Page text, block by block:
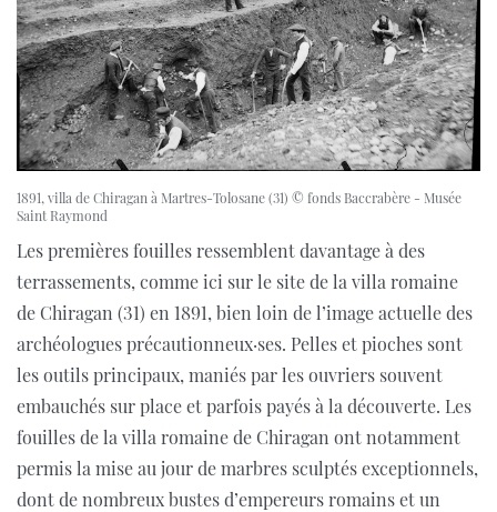
1891, villa de Chiragan à Martres-Tolosane (31) © fonds Baccrabère - Musée
Saint Raymond
Les premières fouilles ressemblent davantage à des
terrassements, comme ici sur le site de la villa romaine
de Chiragan (31) en 1891, bien loin de l’image actuelle des
archéologues précautionneux·ses. Pelles et pioches sont
les outils principaux, maniés par les ouvriers souvent
embauchés sur place et parfois payés à la découverte. Les
fouilles de la villa romaine de Chiragan ont notamment
permis la mise au jour de marbres sculptés exceptionnels,
dont de nombreux bustes d’empereurs romains et un